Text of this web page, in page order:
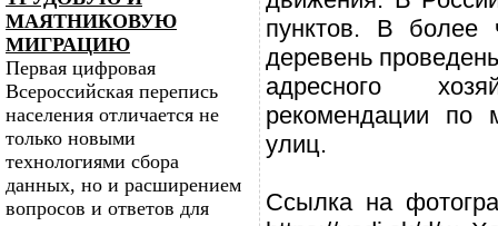
МАЯТНИКОВУЮ
МИГРАЦИЮ
Первая цифровая
Всероссийская перепись
населения отличается не
только новыми
технологиями сбора
данных, но и расширением
вопросов и ответов для
пунктов. В более
деревень
адресного
рекомендации по
улиц.
Ссылка на